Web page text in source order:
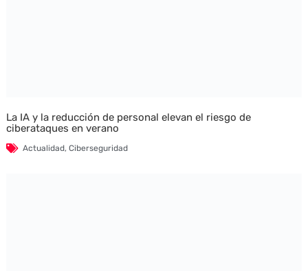
La IA y la reducción de personal elevan el riesgo de
ciberataques en verano
Actualidad, Ciberseguridad